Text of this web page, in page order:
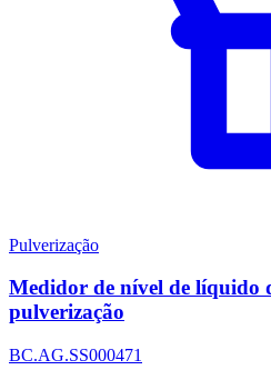
Pulverização
Medidor de nível de líquido
pulverização
BC.AG.SS000471